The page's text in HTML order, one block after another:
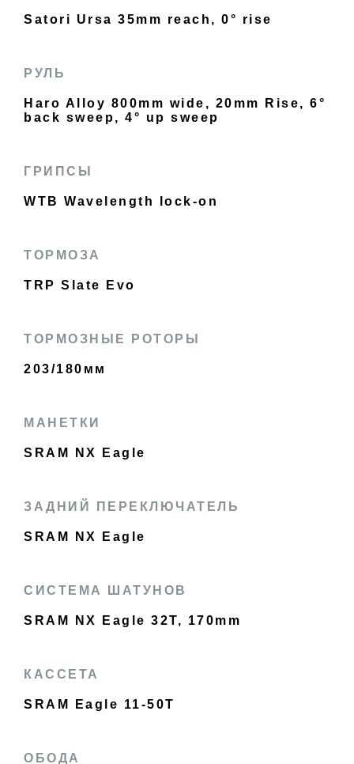
Satori Ursa 35mm reach, 0° rise
РУЛЬ
Haro Alloy 800mm wide, 20mm Rise, 6°
back sweep, 4° up sweep
ГРИПСЫ
WTB Wavelength lock-on
ТОРМОЗА
TRP Slate Evo
ТОРМОЗНЫЕ РОТОРЫ
203/180мм
МАНЕТКИ
SRAM NX Eagle
ЗАДНИЙ ПЕРЕКЛЮЧАТЕЛЬ
SRAM NX Eagle
СИСТЕМА ШАТУНОВ
SRAM NX Eagle 32T, 170mm
КАССЕТА
SRAM Eagle 11-50T
ОБОДА